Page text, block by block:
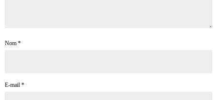
Nom *
E-mail *